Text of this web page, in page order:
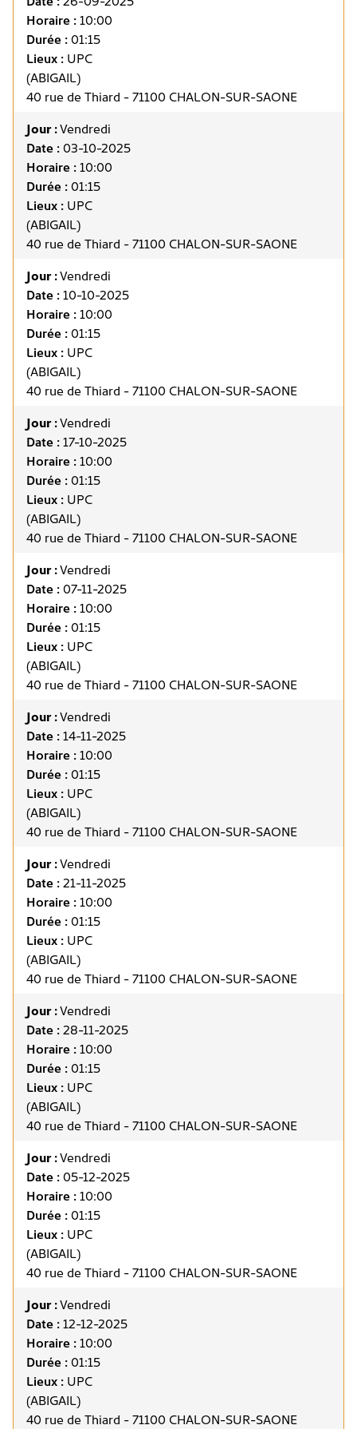
Horaire :10:00
Durée :01:15
Lieux : UPC
(ABIGAIL)
40 rue de Thiard - 71100 CHALON-SUR-SAONE
Jour :Vendredi
Date :03-10-2025
Horaire :10:00
Durée :01:15
Lieux : UPC
(ABIGAIL)
40 rue de Thiard - 71100 CHALON-SUR-SAONE
Jour :Vendredi
Date :10-10-2025
Horaire :10:00
Durée :01:15
Lieux : UPC
(ABIGAIL)
40 rue de Thiard - 71100 CHALON-SUR-SAONE
Jour :Vendredi
Date :17-10-2025
Horaire :10:00
Durée :01:15
Lieux : UPC
(ABIGAIL)
40 rue de Thiard - 71100 CHALON-SUR-SAONE
Jour :Vendredi
Date :07-11-2025
Horaire :10:00
Durée :01:15
Lieux : UPC
(ABIGAIL)
40 rue de Thiard - 71100 CHALON-SUR-SAONE
Jour :Vendredi
Date :14-11-2025
Horaire :10:00
Durée :01:15
Lieux : UPC
(ABIGAIL)
40 rue de Thiard - 71100 CHALON-SUR-SAONE
Jour :Vendredi
Date :21-11-2025
Horaire :10:00
Durée :01:15
Lieux : UPC
(ABIGAIL)
40 rue de Thiard - 71100 CHALON-SUR-SAONE
Jour :Vendredi
Date :28-11-2025
Horaire :10:00
Durée :01:15
Lieux : UPC
(ABIGAIL)
40 rue de Thiard - 71100 CHALON-SUR-SAONE
Jour :Vendredi
Date :05-12-2025
Horaire :10:00
Durée :01:15
Lieux : UPC
(ABIGAIL)
40 rue de Thiard - 71100 CHALON-SUR-SAONE
Jour :Vendredi
Date :12-12-2025
Horaire :10:00
Durée :01:15
Lieux : UPC
(ABIGAIL)
40 rue de Thiard - 71100 CHALON-SUR-SAONE